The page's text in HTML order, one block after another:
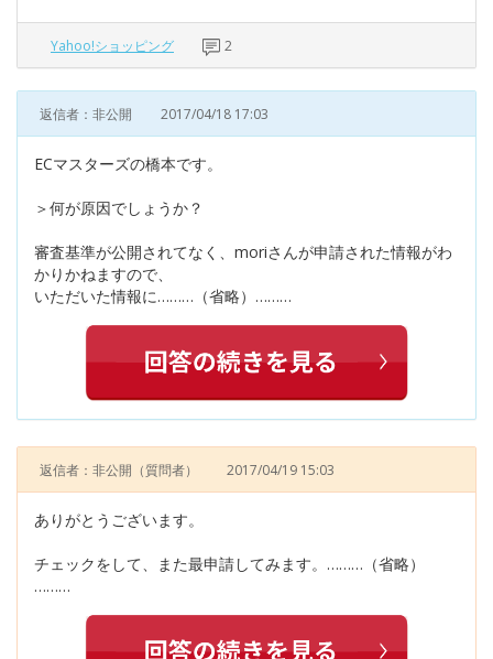
Yahoo!ショッピング 2
返信者：非公開 2017/04/18 17:03
ECマスターズの橋本です。
＞何が原因でしょうか？
審査基準が公開されてなく、moriさんが申請された情報がわ
かりかねますので、
いただいた情報に………（省略）………
返信者：非公開 （質問者） 2017/04/19 15:03
ありがとうございます。
チェックをして、また最申請してみます。………（省略）
………